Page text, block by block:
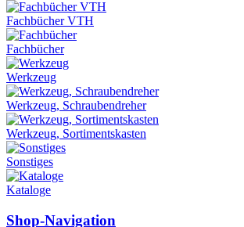
Fachbücher VTH
Fachbücher
Werkzeug
Werkzeug, Schraubendreher
Werkzeug, Sortimentskasten
Sonstiges
Kataloge
Shop-Navigation